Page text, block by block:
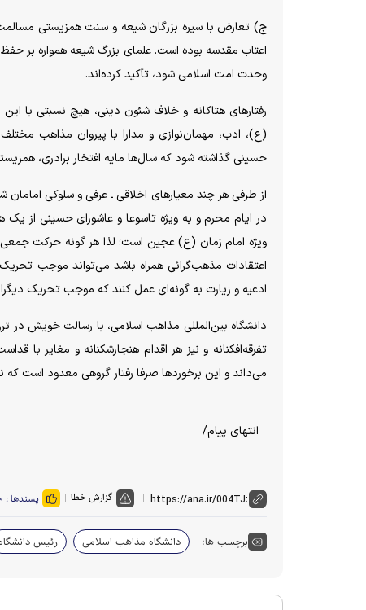
ج) تعارض با سیره بزرگان شیعه و سنت همزیستی
اعتاب مقدسه بوده است. علمای بزرگ شیعه همواره بر
وحدت امت اسلامی شود، تأکید کرده‌اند.
رفتار‌های هتاکانه و خلاف شئون دینی، هیچ نسبتی با
(ع)، ادب، مهمان‌نوازی و مدارا با پیروان مذاهب
حسینی گذاشته شود که سال‌ها مایه افتخار برادری،
از طرفی هر چند معیار‌های اخلاقی ـ عرفی و سلوکی
در ایام محرم و به ویژه تاسوعا و عاشورای حسینی از
ویژه امام زمان (ع) عجین است؛ لذا هر گونه حرکت
اعتقادات مذهب‌گرائی همراه باشد می‌تواند موجب
ادعیه و زیارت به گونه‌ای عمل کنند که موجب تحریک
دانشگاه بین‌المللی مذاهب اسلامی، با رسالت خویش در
تفرقه‌افکنانه و نیز هر اقدام هنجارشکنانه و مغایر با
می‌داند و این برخورد‌ها صرفا رفتار گروهی معدود است
انتهای پیام/
گزارش خطا پسندها : ۰
برچسب ها: دانشگاه مذاهب اسلامی رئیس